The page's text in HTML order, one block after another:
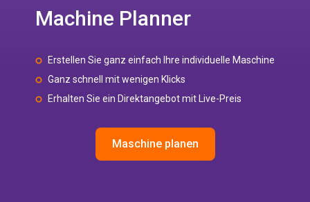
Machine Planner
Erstellen Sie ganz einfach Ihre individuelle Maschine
Ganz schnell mit wenigen Klicks
Erhalten Sie ein Direktangebot mit Live-Preis
Maschine planen